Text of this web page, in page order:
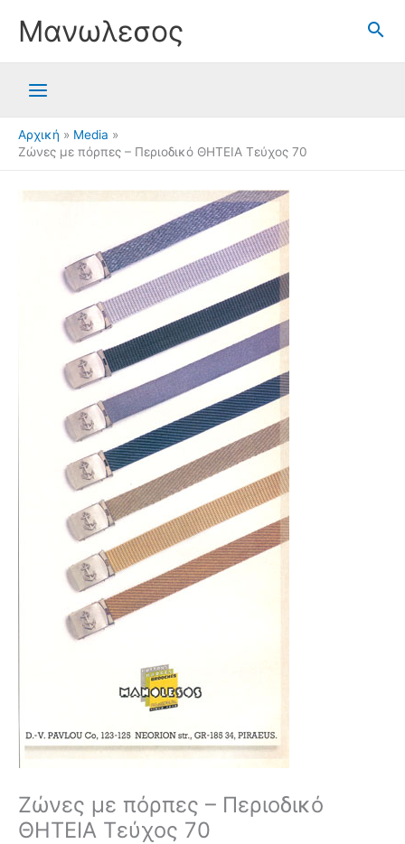
Μανωλεσος
Αρχική
Media
Ζώνες με πόρπες – Περιοδικό ΘΗΤΕΙΑ Τεύχος 70
Ζώνες με πόρπες – Περιοδικό
ΘΗΤΕΙΑ Τεύχος 70